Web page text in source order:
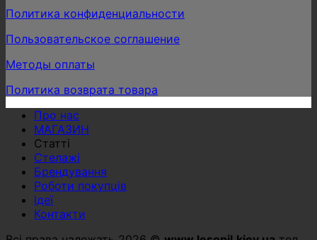
Политика конфиденциальности
Пользовательское соглашение
Методы оплаты
Политика возврата товара
Про нас
МАГАЗИН
Статті
Стелажі
Брендування
Роботи покупців
Ідеї
Контакти